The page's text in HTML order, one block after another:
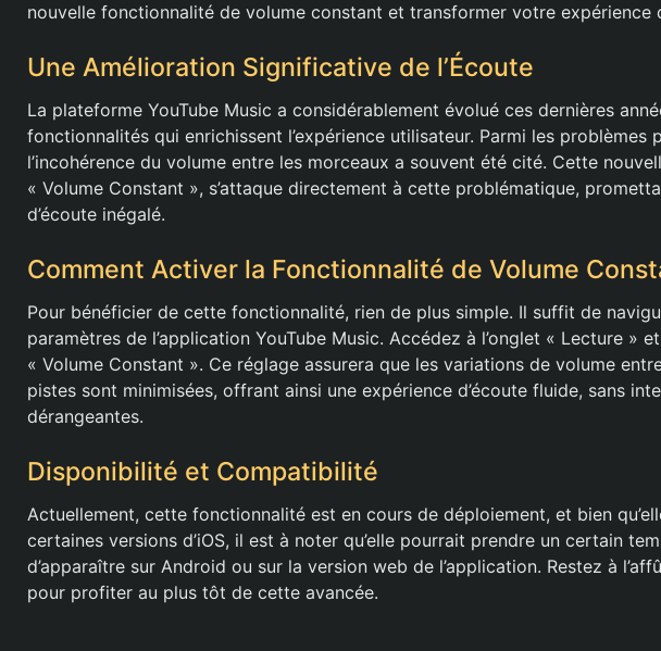
nouvelle fonctionnalité de volume constant et transformer votre expérience
Une Amélioration Significative de l’Écoute
La plateforme YouTube Music a considérablement évolué ces dernières
fonctionnalités qui enrichissent l’expérience utilisateur. Parmi les problèmes
l’incohérence du volume entre les morceaux a souvent été cité. Cette
« Volume Constant », s’attaque directement à cette problématique,
d’écoute inégalé.
Comment Activer la Fonctionnalité de Volume
Pour bénéficier de cette fonctionnalité, rien de plus simple. Il suffit de
paramètres de l’application YouTube Music. Accédez à l’onglet « Lecture »
« Volume Constant ». Ce réglage assurera que les variations de volume
pistes sont minimisées, offrant ainsi une expérience d’écoute fluide, sans
dérangeantes.
Disponibilité et Compatibilité
Actuellement, cette fonctionnalité est en cours de déploiement, et bien
certaines versions d’iOS, il est à noter qu’elle pourrait prendre un certain
d’apparaître sur Android ou sur la version web de l’application. Restez à
pour profiter au plus tôt de cette avancée.